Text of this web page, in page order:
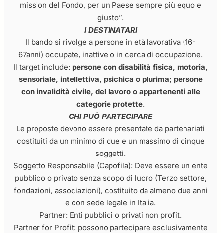
mission del Fondo, per un Paese sempre più equo e
giusto”.
I DESTINATARI
Il bando si rivolge a persone in età lavorativa (16-
67anni) occupate, inattive o in cerca di occupazione.
Il target include: persone con disabilità fisica, motoria,
sensoriale, intellettiva, psichica o plurima; persone
con invalidità civile, del lavoro o appartenenti alle
categorie protette.
CHI PUÒ PARTECIPARE
Le proposte devono essere presentate da partenariati
costituiti da un minimo di due e un massimo di cinque
soggetti.
Soggetto Responsabile (Capofila): Deve essere un ente
pubblico o privato senza scopo di lucro (Terzo settore,
fondazioni, associazioni), costituito da almeno due anni
e con sede legale in Italia.
Partner: Enti pubblici o privati non profit.
Partner for Profit: possono partecipare esclusivamente